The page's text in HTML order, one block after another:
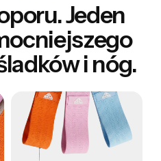
Jeden
i nóg.